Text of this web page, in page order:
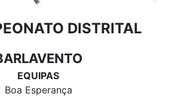
DISTRITAL
EQUIPAS
Boa Esperança